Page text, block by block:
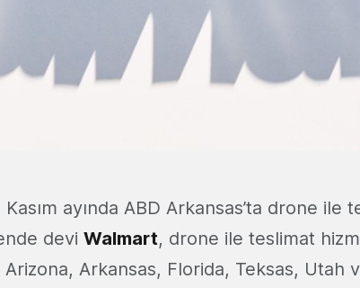
ayında ABD Arkansas’ta drone ile
devi Walmart, drone ile teslimat
Arkansas, Florida, Teksas, Utah